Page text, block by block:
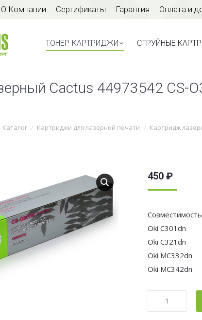
О Компании Сертификаты Гарантия Оплата и
ТОНЕР-КАРТРИДЖИ СТРУЙНЫЕ
Cactus 44973542 CS-
Каталог Картриджи для лазерной печати Картридж
450 ₽
Oki C301dn
Oki C321dn
Oki MC332dn
Oki MC342dn
Количество
товара